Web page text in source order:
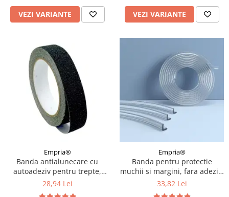
VEZI VARIANTE VEZI VARIANTE
Empria®
Banda antialunecare cu
autoadeziv pentru trepte,
rezistenta la apa, PVC, Diverse
28,94 Lei
Empria®
Banda pentru protectie
muchii si margini, fara adeziv,
Empria, din silicon
33,82 Lei